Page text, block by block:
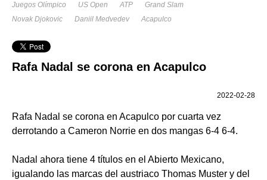
Juegos Olímpico
US Open ATP
Grand Slam
Novak Djokovic
Daniil Medvedev Acapulco
Rafa Nadal se corona en Acapulco
2022-02-28
Rafa Nadal se corona en Acapulco por cuarta vez
derrotando a Cameron Norrie en dos mangas 6-4 6-4.
Nadal ahora tiene 4 títulos en el Abierto Mexicano,
igualando las marcas del austriaco Thomas Muster y del